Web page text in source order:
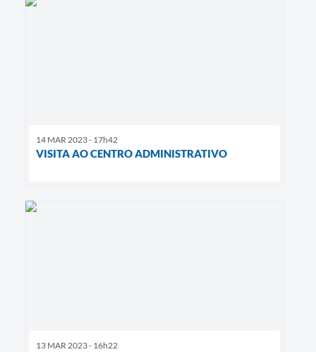
14 MAR 2023 - 17h42
VISITA AO CENTRO ADMINISTRATIVO
13 MAR 2023 - 16h22